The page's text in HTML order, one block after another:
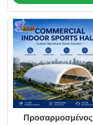
γήπεδο
ποδοσφαίρου και
κέντρο αθλητικής
εκπαίδευσης
Προσαρμοσμένος